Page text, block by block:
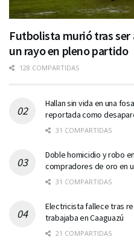
Futbolista murió tras ser
un rayo en pleno partido
128 COMPARTIDAS
Hallan sin vida en una
reportada como
31 COMPARTIDAS
Doble homicidio y robo
compradores de oro en
31 COMPARTIDAS
Electricista fallece tras
trabajaba en Caaguazú
21 COMPARTIDAS